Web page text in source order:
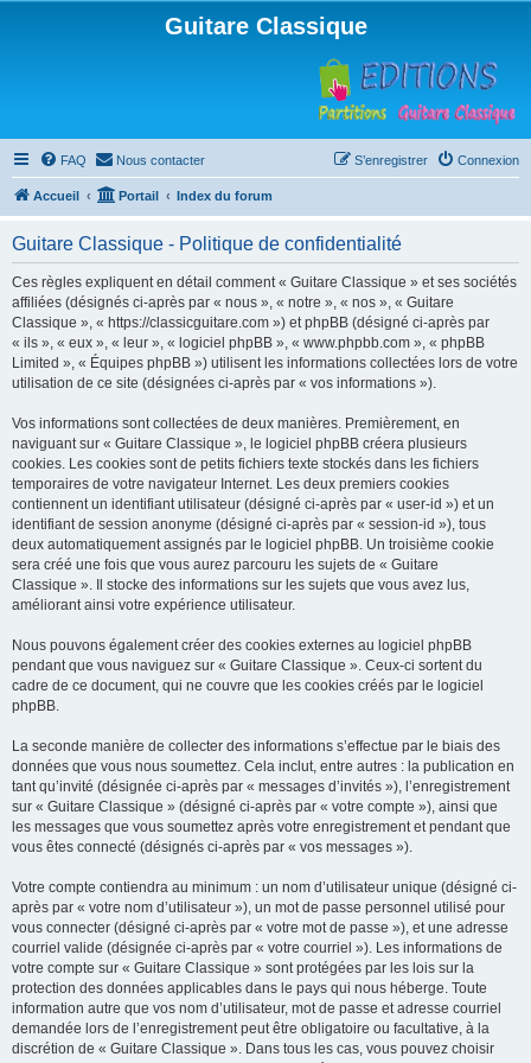
Guitare Classique
FAQ Nous contacter Connexion
S’enregistrer
Accueil Portail Index du forum
Guitare Classique - Politique de confidentialité
Ces règles expliquent en détail comment « Guitare Classique » et ses sociétés
affiliées (désignés ci-après par « nous », « notre », « nos », « Guitare
Classique », « https://classicguitare.com ») et phpBB (désigné ci-après par
« ils », « eux », « leur », « logiciel phpBB », « www.phpbb.com », « phpBB
Limited », « Équipes phpBB ») utilisent les informations collectées lors de votre
utilisation de ce site (désignées ci-après par « vos informations »).
Vos informations sont collectées de deux manières. Premièrement, en
naviguant sur « Guitare Classique », le logiciel phpBB créera plusieurs
cookies. Les cookies sont de petits fichiers texte stockés dans les fichiers
temporaires de votre navigateur Internet. Les deux premiers cookies
contiennent un identifiant utilisateur (désigné ci-après par « user-id ») et un
identifiant de session anonyme (désigné ci-après par « session-id »), tous
deux automatiquement assignés par le logiciel phpBB. Un troisième cookie
sera créé une fois que vous aurez parcouru les sujets de « Guitare
Classique ». Il stocke des informations sur les sujets que vous avez lus,
améliorant ainsi votre expérience utilisateur.
Nous pouvons également créer des cookies externes au logiciel phpBB
pendant que vous naviguez sur « Guitare Classique ». Ceux-ci sortent du
cadre de ce document, qui ne couvre que les cookies créés par le logiciel
phpBB.
La seconde manière de collecter des informations s’effectue par le biais des
données que vous nous soumettez. Cela inclut, entre autres : la publication en
tant qu’invité (désignée ci-après par « messages d’invités »), l’enregistrement
sur « Guitare Classique » (désigné ci-après par « votre compte »), ainsi que
les messages que vous soumettez après votre enregistrement et pendant que
vous êtes connecté (désignés ci-après par « vos messages »).
Votre compte contiendra au minimum : un nom d’utilisateur unique (désigné ci-
après par « votre nom d’utilisateur »), un mot de passe personnel utilisé pour
vous connecter (désigné ci-après par « votre mot de passe »), et une adresse
courriel valide (désignée ci-après par « votre courriel »). Les informations de
votre compte sur « Guitare Classique » sont protégées par les lois sur la
protection des données applicables dans le pays qui nous héberge. Toute
information autre que vos nom d’utilisateur, mot de passe et adresse courriel
demandée lors de l’enregistrement peut être obligatoire ou facultative, à la
discrétion de « Guitare Classique ». Dans tous les cas, vous pouvez choisir